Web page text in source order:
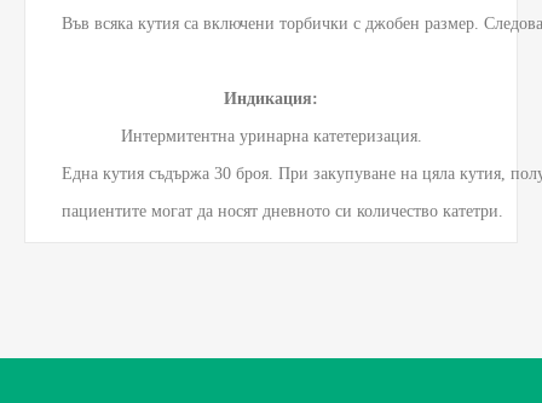
Във всяка кутия са включени торбички с джобен размер.
Индикация:
Интермитентна уринарна катетеризация.
Една кутия съдържа 30 броя. При закупуване на цяла кутия,
пациентите могат да носят дневното си количество катетри.